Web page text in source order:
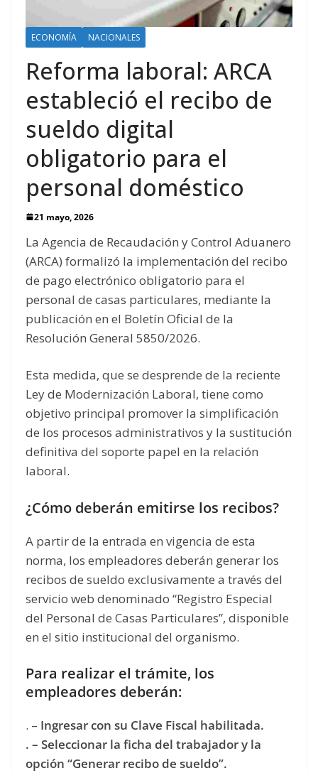
ECONOMÍA NACIONALES
Reforma laboral: ARCA
estableció el recibo de
sueldo digital
obligatorio para el
personal doméstico
21 mayo, 2026
La Agencia de Recaudación y Control Aduanero
(ARCA) formalizó la implementación del recibo
de pago electrónico obligatorio para el
personal de casas particulares, mediante la
publicación en el Boletín Oficial de la
Resolución General 5850/2026.
Esta medida, que se desprende de la reciente
Ley de Modernización Laboral, tiene como
objetivo principal promover la simplificación
de los procesos administrativos y la sustitución
definitiva del soporte papel en la relación
laboral.
¿Cómo deberán emitirse los recibos?
A partir de la entrada en vigencia de esta
norma, los empleadores deberán generar los
recibos de sueldo exclusivamente a través del
servicio web denominado “Registro Especial
del Personal de Casas Particulares”, disponible
en el sitio institucional del organismo.
Para realizar el trámite, los
empleadores deberán:
. – Ingresar con su Clave Fiscal habilitada.
. – Seleccionar la ficha del trabajador y la
opción “Generar recibo de sueldo”.